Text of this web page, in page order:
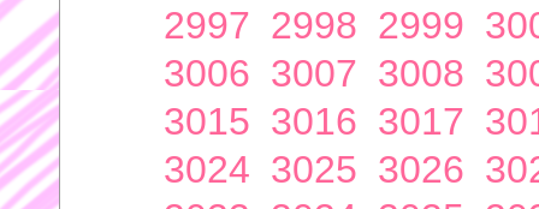
2997 2998 2999
3006 3007 3008
3015 3016 3017
3024 3025 3026